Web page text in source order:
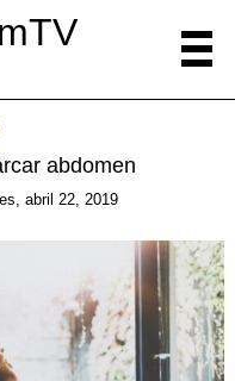
abdomen
abril 22, 2019